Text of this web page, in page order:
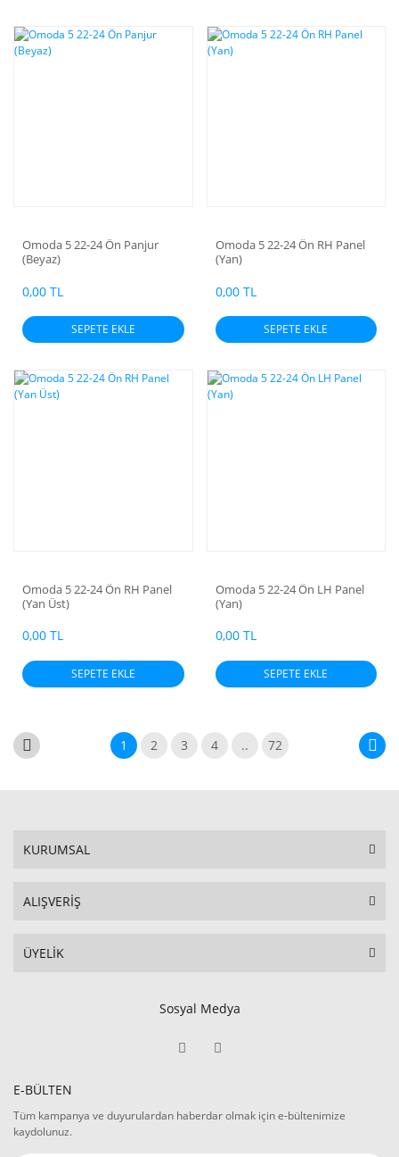
Omoda 5 22-24 Ön Panjur
(Beyaz)
0,00 TL
SEPETE EKLE
Omoda 5 22-24 Ön RH Panel
(Yan)
0,00 TL
SEPETE EKLE
Omoda 5 22-24 Ön RH Panel
(Yan Üst)
0,00 TL
SEPETE EKLE
Omoda 5 22-24 Ön LH Panel
(Yan)
0,00 TL
SEPETE EKLE
1 2 3 4 .. 72
KURUMSAL
ALIŞVERİŞ
ÜYELİK
Sosyal Medya
E-BÜLTEN
Tüm kampanya ve duyurulardan haberdar olmak için e-bültenimize
kaydolunuz.